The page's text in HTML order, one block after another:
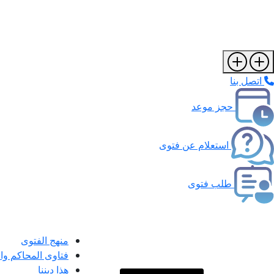
اتصل بنا
حجز موعد
استعلام عن فتوى
طلب فتوى
منهج الفتوى
فتاوى المحاكم
هذا ديننا